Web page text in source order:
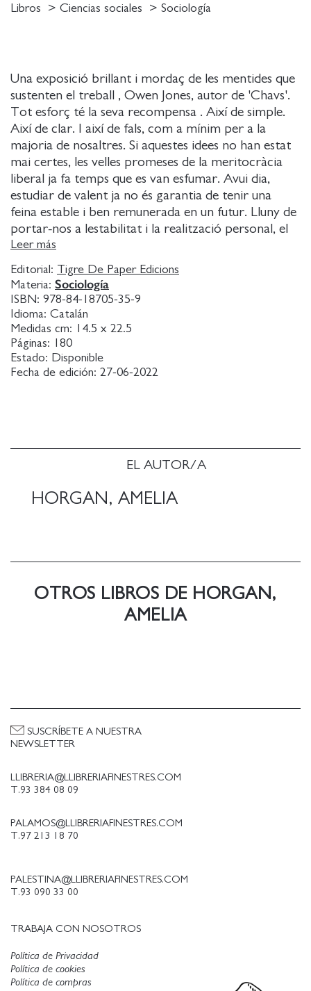
EL AUTOR/A
HORGAN, AMELIA
Una exposició brillant i mordaç de les mentides que
sustenten el treball , Owen Jones, autor de 'Chavs'.
Tot esforç té la seva recompensa . Així de simple.
Així de clar. I així de fals, com a mínim per a la
majoria de nosaltres. Si aquestes idees no han estat
mai certes, les velles promeses de la meritocràcia
liberal ja fa temps que es van esfumar. Avui dia,
estudiar de valent ja no és garantia de tenir una
feina estable i ben remunerada en un futur. Lluny de
portar-nos a lestabilitat i la realització personal, el
treball ens ofereix precarietat, ansietat i alienació. El
nostre dia a dia gira al voltant de la feina, de la
nostra jornada laboral. Ens organitza la vida i ens
condiciona lexistència. Per què destinem tan poc
temps a pensar quin paper volem que tingui el
treball a les nostres vides? Com és que sembla que
no hi hagi una altra manera de viure que donant la
majoria del temps, energia i salut a la feina? I
sobretot, com aconsegueix el capitalisme que ho
escenari. Des destratègies quotidianes de resistència
als abusos de la patronal fins a propostes
assaig fresc i àgil que ens farà veure el treball des
collonades de l'idiota del nostre cap. En definitiva,
calvari quotidià i dibuixa les alternatives per les quals
Leer más
Editorial: Tigre De Paper Edicions
Materia: Sociología
ISBN: 978-84-18705-35-9
Idioma: Catalán
Medidas cm:
14.5 x 22.5
Páginas:
180
Estado: Disponible
Fecha de edición: 27-06-2022
Libros Ciencias sociales Sociología
OTROS LIBROS DE HORGAN,
AMELIA
LLIBRERIA@LLIBRERIAFINESTRES.COM
T.93 384 08 09
PALAMOS@LLIBRERIAFINESTRES.COM
T.97 213 18 70
PALESTINA@LLIBRERIAFINESTRES.COM
T.93 090 33 00
TRABAJA CON NOSOTROS
SUSCRÍBETE A NUESTRA
NEWSLETTER
Política de Privacidad
Política de cookies
Política de compras